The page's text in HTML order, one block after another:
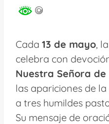
Cada 13 de mayo,
celebra con
Nuestra Señora de
las apariciones de la
a tres humildes
Su mensaje de